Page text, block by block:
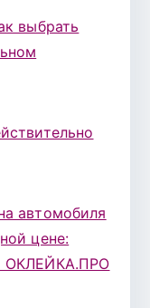
выбрать
автомобиля
цене:
ОКЛЕЙКА.ПРО